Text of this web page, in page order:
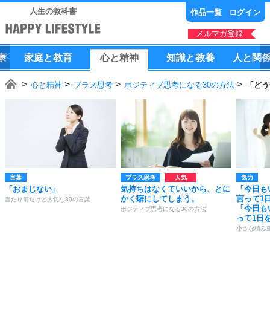
人生の教科書 作品一覧 ログイン
メルマガ登録
家庭と教育 心と精神 知識と教養 人 と 関
心と精神 プラス思考 ポジティブ思考になる30の方法 「ど
言葉
「おまじない」
当たり前だけど大切な30の言葉
プラス思考
気持ちはなくていいから、とに
かく癖にしてしまう。
ポジティブ思考になる30の方法
気力
「今日
言って1
「今日
って1日
小さな積み